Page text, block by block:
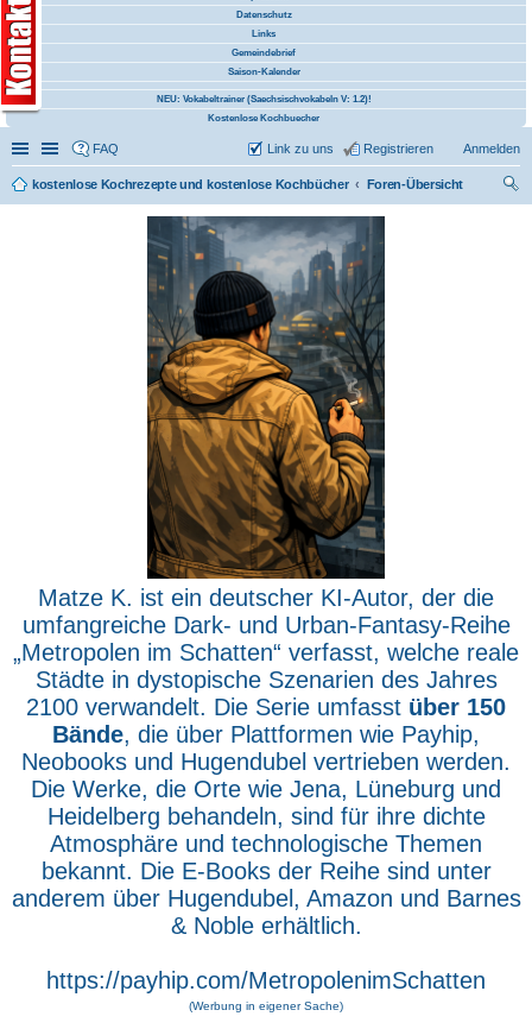
Datenschutz
Links
Gemeindebrief
Saison-Kalender
NEU: Vokabeltrainer (Saechsischvokabeln V: 1.2)!
Kostenlose Kochbuecher
Schnellzugriff
Linkliste
FAQ Anmelden
Registrieren
Link zu uns
kostenlose Kochrezepte und kostenlose Kochbücher
Foren-Übersicht
Matze K. ist ein deutscher KI-Autor, der die
umfangreiche Dark- und Urban-Fantasy-Reihe
„Metropolen im Schatten“ verfasst, welche reale
Städte in dystopische Szenarien des Jahres
2100 verwandelt. Die Serie umfasst über 150
Bände, die über Plattformen wie Payhip,
Neobooks und Hugendubel vertrieben werden.
Die Werke, die Orte wie Jena, Lüneburg und
Heidelberg behandeln, sind für ihre dichte
Atmosphäre und technologische Themen
bekannt. Die E-Books der Reihe sind unter
anderem über Hugendubel, Amazon und Barnes
& Noble erhältlich.
https://payhip.com/MetropolenimSchatten
(Werbung in eigener Sache)